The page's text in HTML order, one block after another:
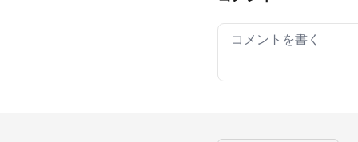
Your comment